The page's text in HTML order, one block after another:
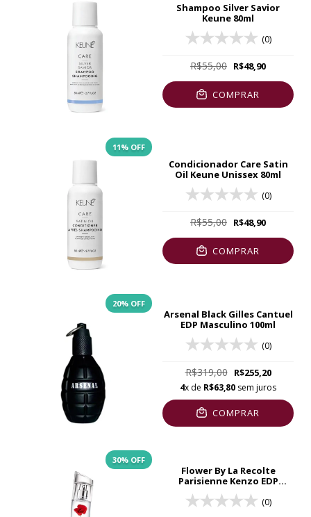
Shampoo Silver Savior
Keune 80ml
(0)
R$55,00 R$48,90
COMPRAR
11% OFF
Condicionador Care Satin
Oil Keune Unissex 80ml
(0)
R$55,00 R$48,90
COMPRAR
20% OFF
Arsenal Black Gilles Cantuel
EDP Masculino 100ml
(0)
R$319,00 R$255,20
4x de R$63,80 sem juros
COMPRAR
30% OFF
Flower By La Recolte
Parisienne Kenzo EDP
Feminino 40ml
(0)